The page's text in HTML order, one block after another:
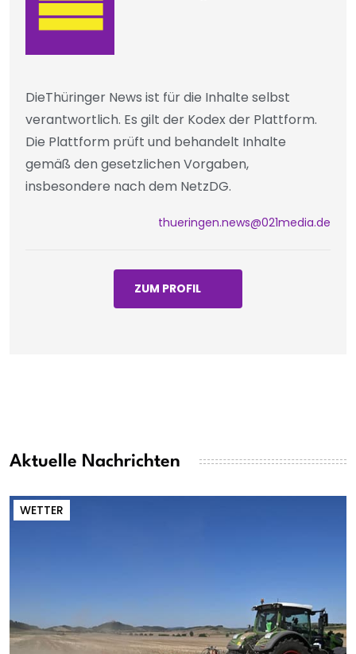
DieThüringer News ist für die Inhalte selbst
verantwortlich. Es gilt der Kodex der Plattform.
Die Plattform prüft und behandelt Inhalte
gemäß den gesetzlichen Vorgaben,
insbesondere nach dem NetzDG.
thueringen.news@021media.de
ZUM PROFIL
Aktuelle Nachrichten
WETTER